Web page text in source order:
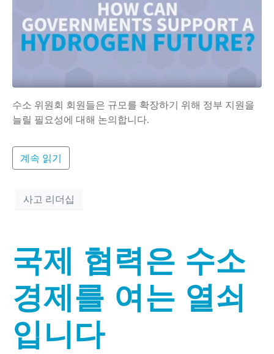
수소 위원회 회원들은 규모를 확장하기 위해 정부 지원을
늘릴 필요성에 대해 논의합니다.
계속 읽기
사고 리더십
국제 협력은 수소
경제를 여는 열쇠
입니다